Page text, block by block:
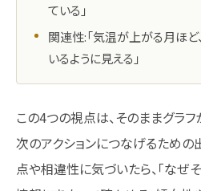
ている」
関連性:「気温が上がる月ほど
いるように見える」
この4つの視点は、そのままグラフ
次のアクションにつなげるための
点や相違性に気づいたら、「なぜ